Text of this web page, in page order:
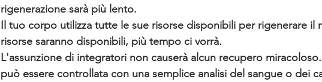
rigenerazione sarà più lento.
Il tuo corpo utilizza tutte le sue risorse disponibili per rigenerare il
risorse saranno disponibili, più tempo ci vorrà.
L'assunzione di integratori non causerà alcun recupero
può essere controllata con una semplice analisi del sangue o dei